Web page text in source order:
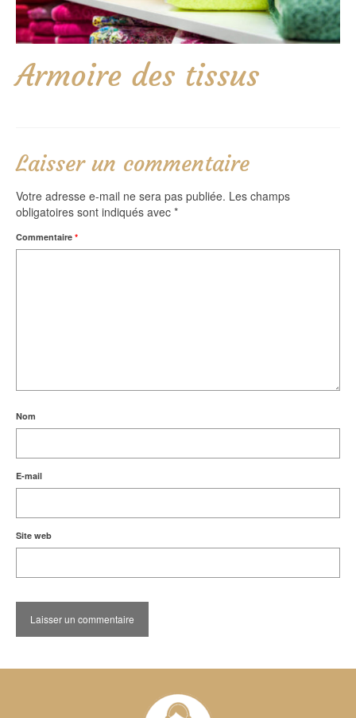
Armoire des tissus
Laisser un commentaire
Votre adresse e-mail ne sera pas publiée. Les champs
obligatoires sont indiqués avec *
Commentaire *
Nom
E-mail
Site web